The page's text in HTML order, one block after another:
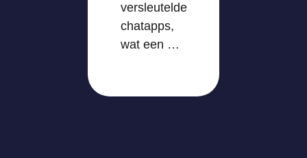
versleutelde
chatapps,
wat een …